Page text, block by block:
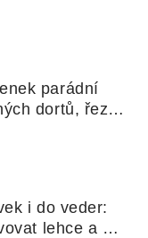
parádní
dortů, řezů
i do veder:
lehce a